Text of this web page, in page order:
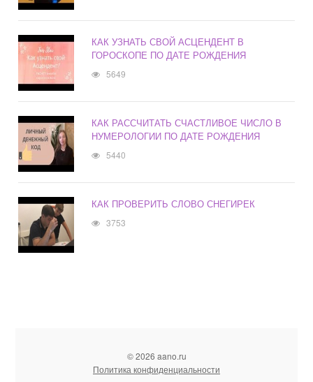
КАК УЗНАТЬ СВОЙ АСЦЕНДЕНТ В
ГОРОСКОПЕ ПО ДАТЕ РОЖДЕНИЯ
5649
КАК РАССЧИТАТЬ СЧАСТЛИВОЕ ЧИСЛО В
НУМЕРОЛОГИИ ПО ДАТЕ РОЖДЕНИЯ
5440
КАК ПРОВЕРИТЬ СЛОВО СНЕГИРЕК
3753
© 2026 aano.ru
Политика конфиденциальности